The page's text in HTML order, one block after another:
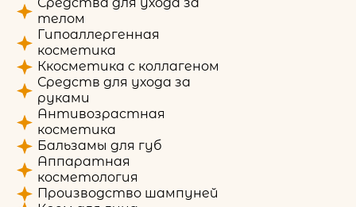
телом
Гипоаллергенная
косметика
Ккосметика с коллагеном
Средств для ухода за
руками
Антивозрастная
косметика
Бальзамы для губ
Аппаратная
косметология
Производство шампуней